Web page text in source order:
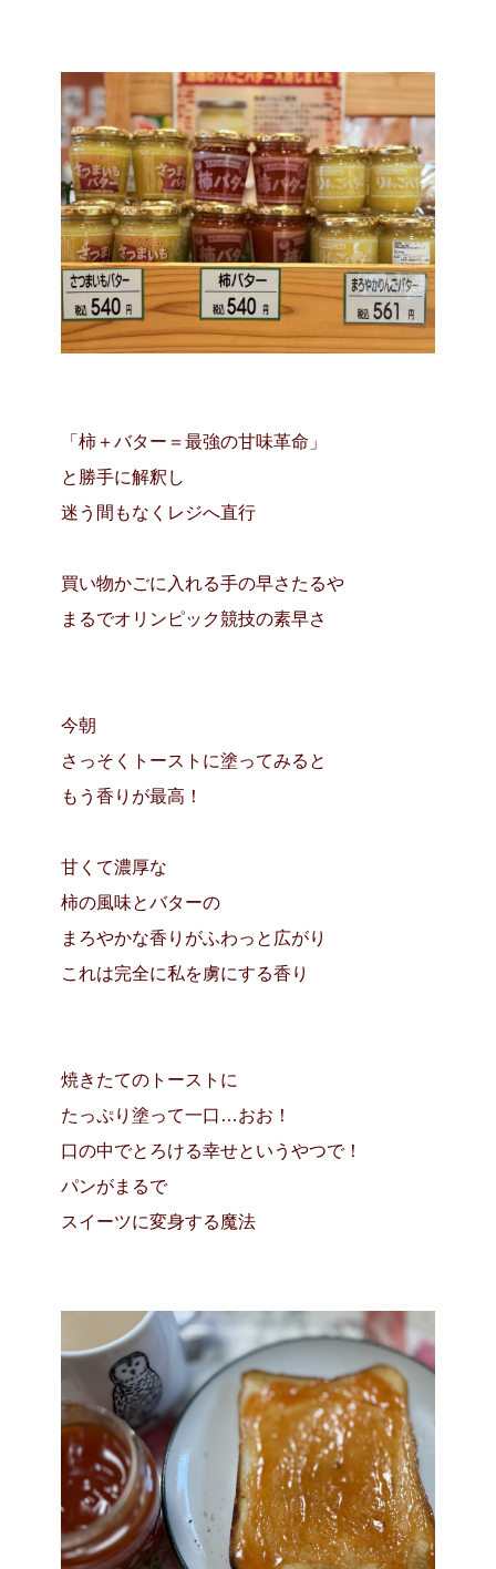
「柿＋バター＝最強の甘味革命」
と勝手に解釈し
迷う間もなくレジへ直行
買い物かごに入れる手の早さたるや
まるでオリンピック競技の素早さ
今朝
さっそくトーストに塗ってみると
もう香りが最高！
甘くて濃厚な
柿の風味とバターの
まろやかな香りがふわっと広がり
これは完全に私を虜にする香り
焼きたてのトーストに
たっぷり塗って一口…おお！
口の中でとろける幸せというやつで！
パンがまるで
スイーツに変身する魔法